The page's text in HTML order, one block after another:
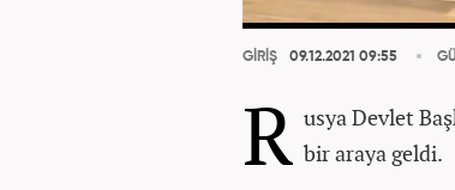
GİRİŞ 09.12.2021 09:55
R usya Devlet
bir araya geldi.